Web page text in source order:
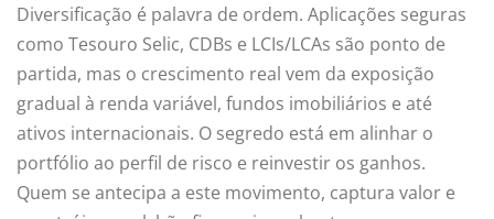
Diversificação é palavra de ordem. Aplicações seguras
como Tesouro Selic, CDBs e LCIs/LCAs são ponto de
partida, mas o crescimento real vem da exposição
gradual à renda variável, fundos imobiliários e até
ativos internacionais. O segredo está em alinhar o
portfólio ao perfil de risco e reinvestir os ganhos.
Quem se antecipa a este movimento, captura valor e